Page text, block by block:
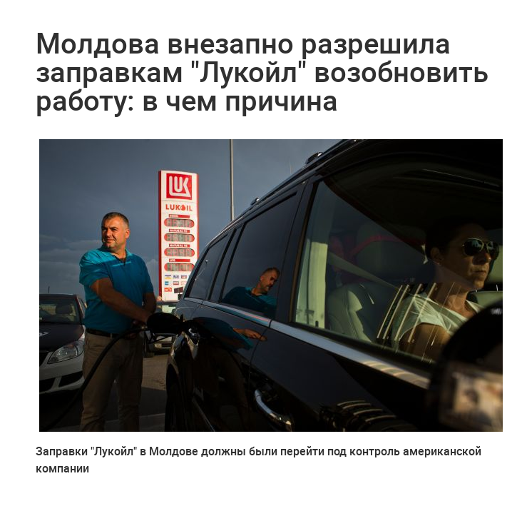
Молдова внезапно разрешила
заправкам "Лукойл" возобновить
работу: в чем причина
Заправки "Лукойл" в Молдове должны были перейти под контроль американской
компании